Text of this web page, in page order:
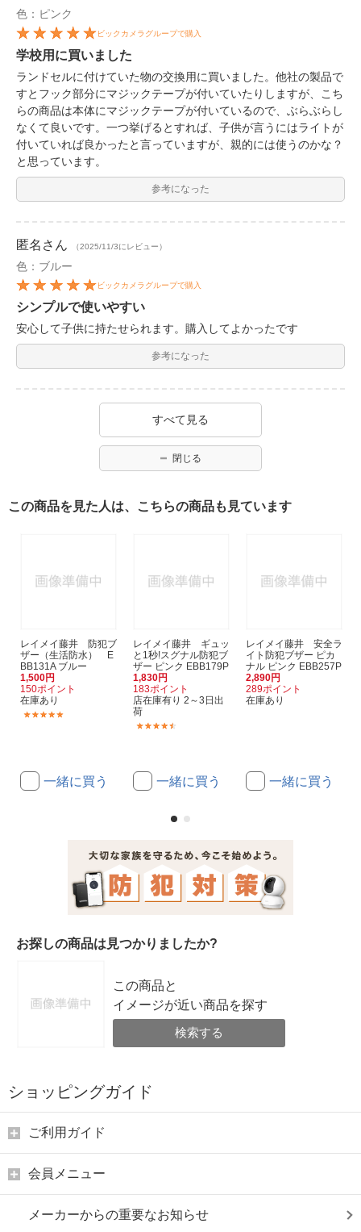
色：ピンク
ビックカメラグループで購入
学校用に買いました
ランドセルに付けていた物の交換用に買いました。他社の製品で
すとフック部分にマジックテープが付いていたりしますが、こち
らの商品は本体にマジックテープが付いているので、ぶらぶらし
なくて良いです。一つ挙げるとすれば、子供が言うにはライトが
付いていれば良かったと言っていますが、親的には使うのかな？
と思っています。
参考になった
匿名 さん （2025/11/3にレビュー）
色：ブルー
ビックカメラグループで購入
シンプルで使いやすい
安心して子供に持たせられます。購入してよかったです
参考になった
すべて見る
閉じる
この商品を見た人は、こちらの商品も見ています
レイメイ藤井 防犯ブ
ザー（生活防水） E
BB131A ブルー
1,500円
150ポイント
在庫あり
一緒に買う
レイメイ藤井 ギュッ
と1秒!スグナル防犯ブ
ザー ピンク EBB179P
1,830円
183ポイント
店在庫有り 2～3日出
荷
一緒に買う
レイメイ藤井 安全ラ
イト防犯ブザー ピカ
ナル ピンク EBB257P
2,890円
289ポイント
在庫あり
一緒に買う
お探しの商品は見つかりましたか?
この商品と
イメージが近い商品を探す
検索する
ショッピングガイド
ご利用ガイド
会員メニュー
メーカーからの重要なお知らせ